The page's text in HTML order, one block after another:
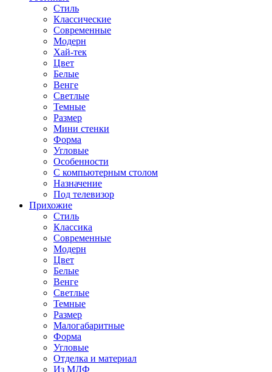
Стиль
Классические
Современные
Модерн
Хай-тек
Цвет
Белые
Венге
Светлые
Темные
Размер
Мини стенки
Форма
Угловые
Особенности
С компьютерным столом
Назначение
Под телевизор
Прихожие
Стиль
Классика
Современные
Модерн
Цвет
Белые
Венге
Светлые
Темные
Размер
Малогабаритные
Форма
Угловые
Отделка и материал
Из МДФ